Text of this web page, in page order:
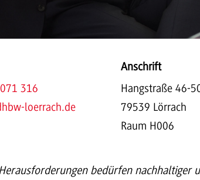
316
loerrach.de
Anschrift
Hangstraße 46-
79539 Lörrach
Raum H006
bedürfen nachhaltiger